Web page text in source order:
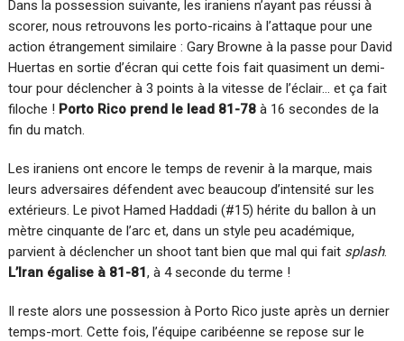
Dans la possession suivante, les iraniens n’ayant pas réussi à
scorer, nous retrouvons les porto-ricains à l’attaque pour une
action étrangement similaire : Gary Browne à la passe pour David
Huertas en sortie d’écran qui cette fois fait quasiment un demi-
tour pour déclencher à 3 points à la vitesse de l’éclair… et ça fait
filoche ! Porto Rico prend le lead 81-78à 16 secondes de la
fin du match.
Les iraniens ont encore le temps de revenir à la marque, mais
leurs adversaires défendent avec beaucoup d’intensité sur les
extérieurs. Le pivot Hamed Haddadi (#15) hérite du ballon à un
mètre cinquante de l’arc et, dans un style peu académique,
parvient à déclencher un shoot tant bien que mal qui fait splash.
L’Iran égalise à 81-81, à 4 seconde du terme !
Il reste alors une possession à Porto Rico juste après un dernier
temps-mort. Cette fois, l’équipe caribéenne se repose sur le